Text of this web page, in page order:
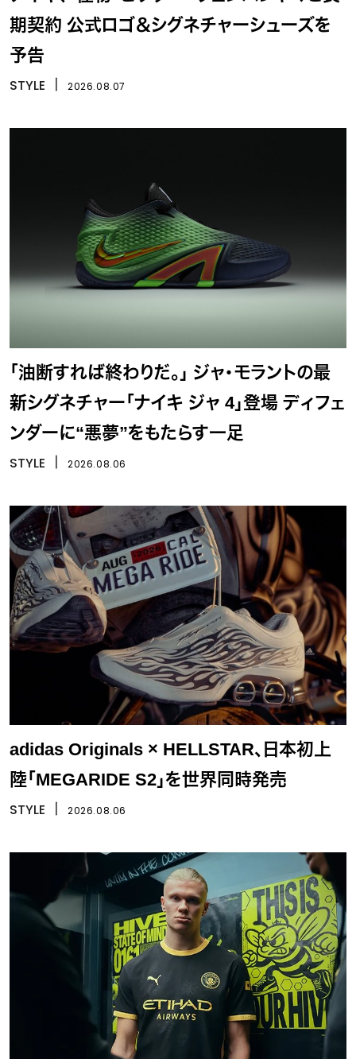
期契約 公式ロゴ＆シグネチャーシューズを
予告
STYLE 2026.08.07
「油断すれば終わりだ。」 ジャ・モラントの最
新シグネチャー「ナイキ ジャ 4」登場 ディフェ
ンダーに“悪夢”をもたらす一足
STYLE 2026.08.06
adidas Originals × HELLSTAR、日本初上
陸「MEGARIDE S2」を世界同時発売
STYLE 2026.08.06